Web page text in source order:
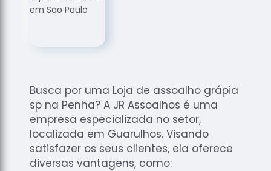
Raspagem
Raspagem
de Tacos
de
Madeiras
Raspagens
de Pisos
Busca por uma Loja de assoalho grápia
sp na Penha? A JR Assoalhos é uma
empresa especializada no setor,
localizada em Guarulhos. Visando
satisfazer os seus clientes, ela oferece
diversas vantagens, como: